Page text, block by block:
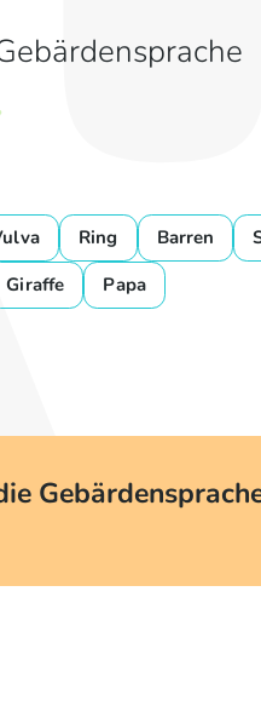
Ring Barren
Giraffe Papa
einfach